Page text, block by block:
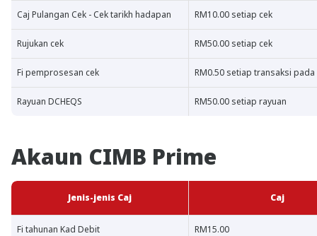
Caj Pulangan Cek - Cek tarikh hadapan RM10.00 setiap cek
Rujukan cek RM50.00 setiap cek
Fi pemprosesan cek RM0.50 setiap transaksi
Rayuan DCHEQS RM50.00 setiap rayuan
Akaun CIMB Prime
Jenis-jenis Caj Caj
Fi tahunan Kad Debit RM15.00